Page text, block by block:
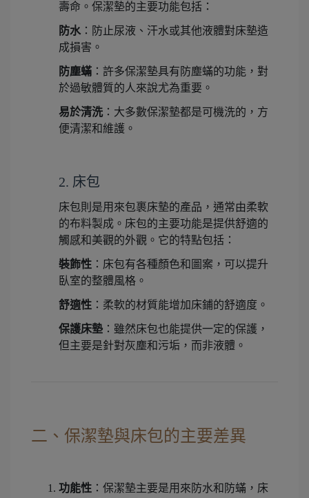
壽命。保潔墊的主要功能包括：
防水 ：防止尿液、汗水或其他液體對床墊造
成損害。
防塵蟎 ：許多保潔墊具有防塵蟎的功能，對
於過敏體質的人來說尤為重要。
易於清洗：大多數保潔墊都是可機洗的，方
便清潔和維護。
2. 床包
床包則是用來包裹床墊的產品，通常由柔軟
的布料製成。床包的主要功能是提供舒適的
觸感和美觀的外觀。它的特點包括：
裝飾性 ：床包有各種顏色和圖案，可以提升
臥室的整體風格。
舒適性 ：柔軟的材質能增加床鋪的舒適度。
保護床墊 ：雖然床包也能提供一定的保護，
但主要是針對灰塵和污垢，而非液體。
二、保潔墊與床包的主要差異
功能性 ：保潔墊主要是用來防水和防蟎，床